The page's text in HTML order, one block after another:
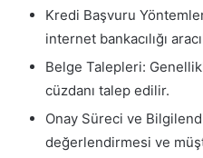
Kredi Başvuru
internet bankacılığı
Belge Talepleri:
cüzdanı talep edilir.
Onay Süreci ve
değerlendirmesi ve